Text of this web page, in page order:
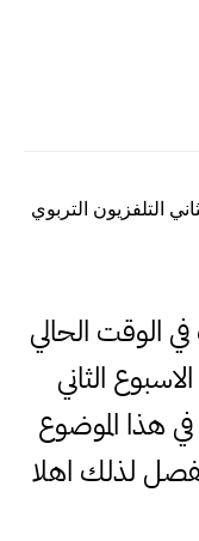
التلفزيون التربوي
الوقت الحالي
الثاني
هذا الموضوع
لذلك اهلا